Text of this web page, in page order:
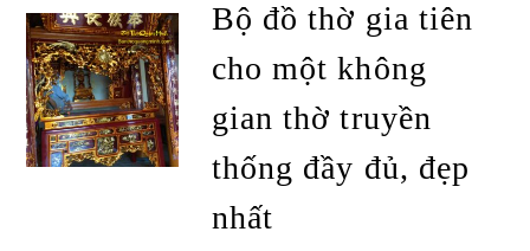
Bộ đồ thờ gia tiên
cho một không
gian thờ truyền
thống đầy đủ, đẹp
nhất